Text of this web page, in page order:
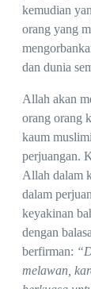
kemudian
orang yang
dan dunia
Allah akan
orang orang
kaum
perjuangan.
Allah dalam
dalam
keyakinan
dengan
berfirman:
melawan,